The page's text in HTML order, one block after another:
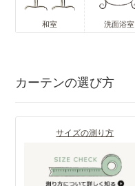
和室 洗面浴室
カーテンの選び方
サイズの測り方